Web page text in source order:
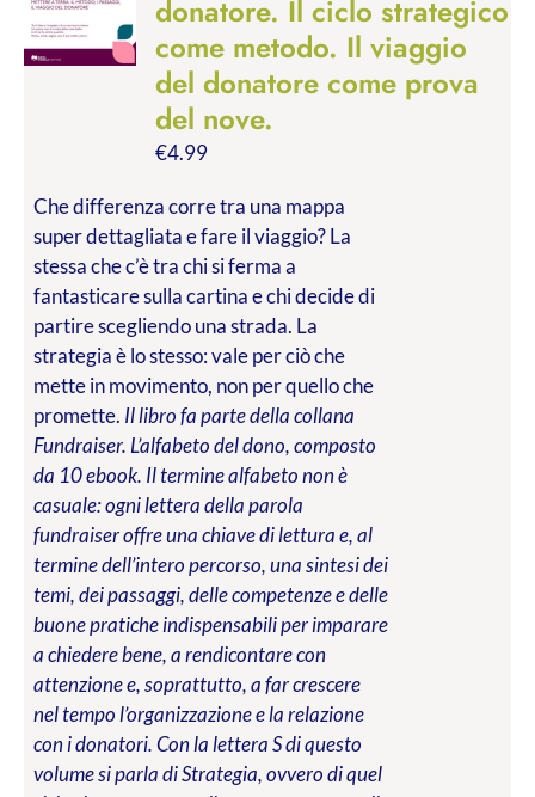
donatore. Il ciclo strategico
come metodo. Il viaggio
del donatore come prova
del nove.
€4.99
Che differenza corre tra una mappa
super dettagliata e fare il viaggio? La
stessa che c’è tra chi si ferma a
fantasticare sulla cartina e chi decide di
partire scegliendo una strada. La
strategia è lo stesso: vale per ciò che
mette in movimento, non per quello che
promette. Il libro fa parte della collana
Fundraiser. L’alfabeto del dono, composto
da 10 ebook. Il termine alfabeto non è
casuale: ogni lettera della parola
fundraiser offre una chiave di lettura e, al
termine dell’intero percorso, una sintesi dei
temi, dei passaggi, delle competenze e delle
buone pratiche indispensabili per imparare
a chiedere bene, a rendicontare con
attenzione e, soprattutto, a far crescere
nel tempo l’organizzazione e la relazione
con i donatori. Con la lettera S di questo
volume si parla di Strategia, ovvero di quel